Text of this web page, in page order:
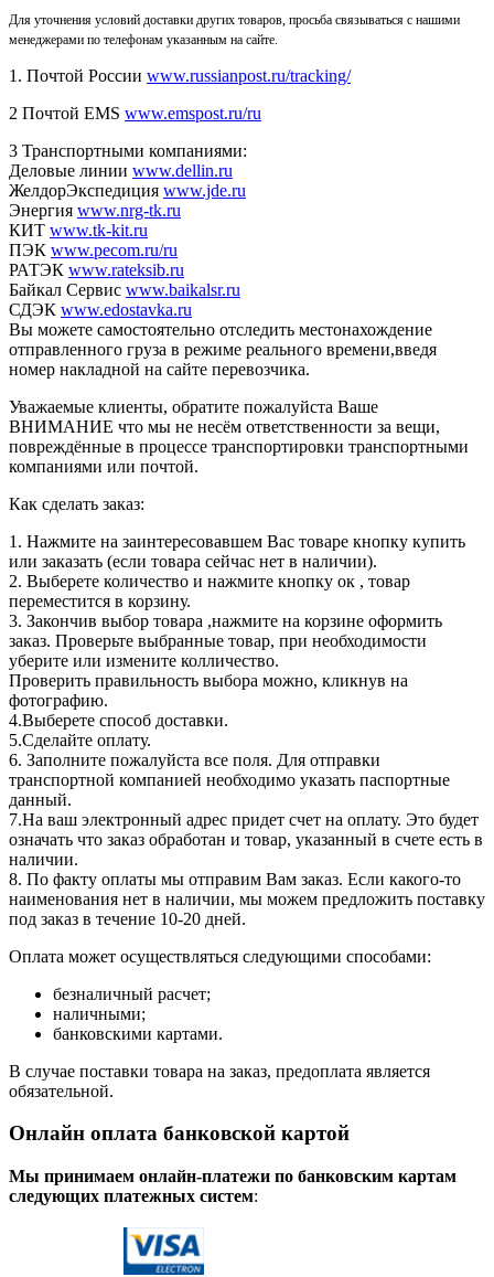
Для уточнения условий доставки других товаров, просьба связываться с нашими
менеджерами по телефонам указанным на сайте.
1. Почтой России www.russianpost.ru/tracking/
2 Почтой EMS www.emspost.ru/ru
3 Транспортными компаниями:
Деловые линии www.dellin.ru
ЖелдорЭкспедиция www.jde.ru
Энергия www.nrg-tk.ru
КИТ www.tk-kit.ru
ПЭК www.pecom.ru/ru
РАТЭК www.rateksib.ru
Байкал Сервис www.baikalsr.ru
СДЭК www.edostavka.ru
Вы можете самостоятельно отследить местонахождение
отправленного груза в режиме реального времени,введя
номер накладной на сайте перевозчика.
Уважаемые клиенты, обратите пожалуйста Ваше
ВНИМАНИЕ что мы не несём ответственности за вещи,
повреждённые в процессе транспортировки транспортными
компаниями или почтой.
Как сделать заказ:
1. Нажмите на заинтересовавшем Вас товаре кнопку купить
или заказать (если товара сейчас нет в наличии).
2. Выберете количество и нажмите кнопку ок , товар
переместится в корзину.
3. Закончив выбор товара ,нажмите на корзине оформить
заказ. Проверьте выбранные товар, при необходимости
уберите или измените колличество.
Проверить правильность выбора можно, кликнув на
фотографию.
4.Выберете способ доставки.
5.Сделайте оплату.
6. Заполните пожалуйста все поля. Для отправки
транспортной компанией необходимо указать паспортные
данный.
7.На ваш электронный адрес придет счет на оплату. Это будет
означать что заказ обработан и товар, указанный в счете есть в
наличии.
8. По факту оплаты мы отправим Вам заказ. Если какого-то
наименования нет в наличии, мы можем предложить поставку
под заказ в течение 10-20 дней.
Оплата может осуществляться следующими способами:
безналичный расчет;
наличными;
банковскими картами.
В случае поставки товара на заказ, предоплата является
обязательной.
Онлайн оплата банковской картой
Мы принимаем онлайн-платежи по банковским картам
cледующих платежных систем: